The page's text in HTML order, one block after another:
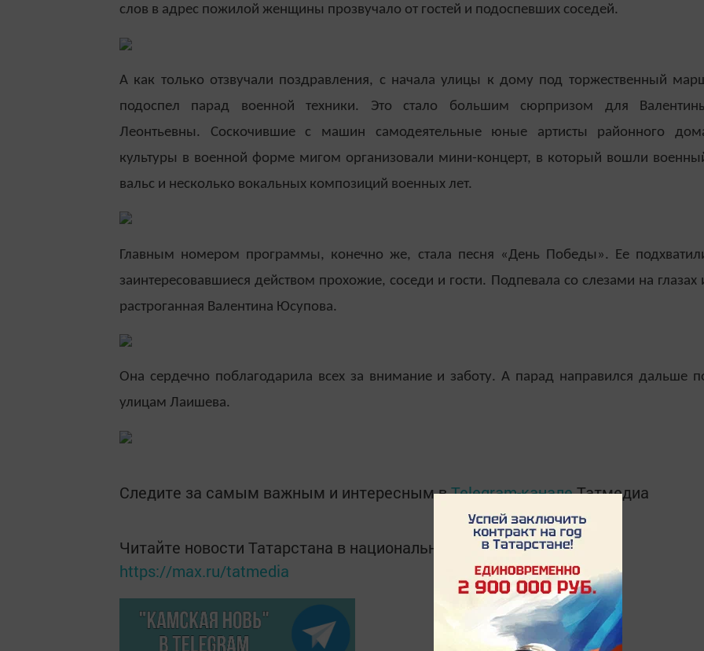
слов в адрес пожилой женщины прозвучало от гостей и подоспевших соседей.
А как только отзвучали поздравления, с начала улицы к дому под торжественный
подоспел парад военной техники. Это стало большим сюрпризом для
Леонтьевны. Соскочившие с машин самодеятельные юные артисты районного
культуры в военной форме мигом организовали мини-концерт, в который вошли
вальс и несколько вокальных композиций военных лет.
Главным номером программы, конечно же, стала песня «День Победы». Ее
заинтересовавшиеся действом прохожие, соседи и гости. Подпевала со слезами на глазах
растроганная Валентина Юсупова.
Она сердечно поблагодарила всех за внимание и заботу. А парад направился дальше
улицам Лаишева.
Следите за самым важным и интересным вTelegram-каналеТатмедиа
Читайте новости Татарстана в национальном мессенджере MАХ:
https://max.ru/tatmedia